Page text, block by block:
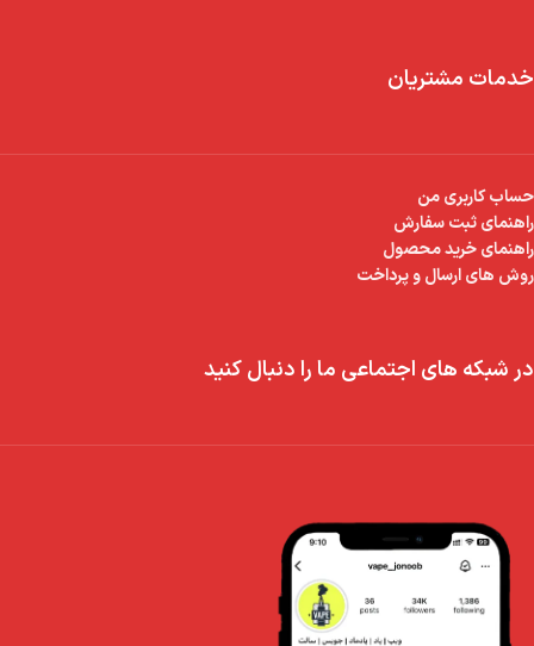
خدمات مشتریان
حساب کاربری من
راهنمای ثبت سفارش
راهنمای خرید محصول
روش های ارسال و پرداخت
در شبکه های اجتماعی ما را دنبال کنید